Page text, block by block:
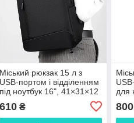
Міський рюкзак 15 л з
USB-портом і відділенням
під ноутбук 16", 41×31×12
610₴
для
800